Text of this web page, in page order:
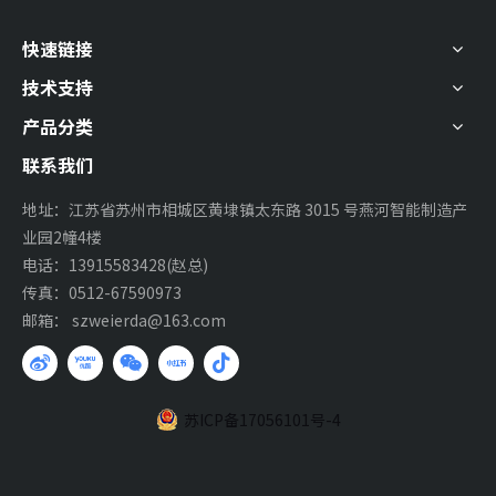
快速链接
技术支持
产品分类
联系我们
地址：江苏省苏州市相城区黄埭镇太东路 3015 号燕河智能制造产
业园2幢4楼
电话：13915583428(赵总)
传真：0512-67590973
邮箱： szweierda@163.com
苏ICP备17056101号-4